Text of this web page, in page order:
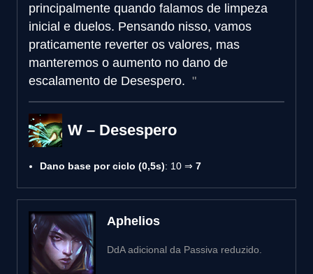
principalmente quando falamos de limpeza
inicial e duelos. Pensando nisso, vamos
praticamente reverter os valores, mas
manteremos o aumento no dano de
escalamento de Desespero.
W – Desespero
Dano base por ciclo (0,5s): 10 ⇒ 7
Aphelios
DdA adicional da Passiva reduzido.